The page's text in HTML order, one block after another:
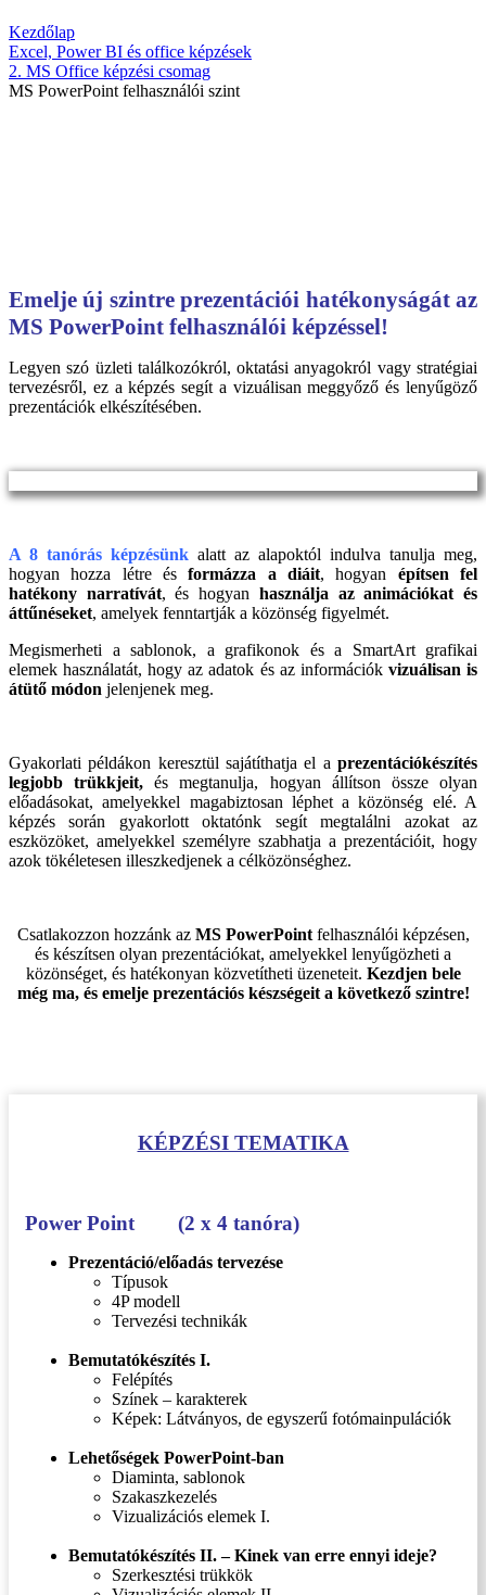
Kezdőlap
Excel, Power BI és office képzések
2. MS Office képzési csomag
MS PowerPoint felhasználói szint
Emelje új szintre prezentációi hatékonyságát az
MS PowerPoint felhasználói képzéssel!
Legyen szó üzleti találkozókról, oktatási anyagokról vagy stratégiai
tervezésről, ez a képzés segít a vizuálisan meggyőző és lenyűgöző
prezentációk elkészítésében.
A 8 tanórás képzésünk alatt az alapoktól indulva tanulja meg,
hogyan hozza létre ésformázza a diáit, hogyan építsen fel
hatékony narratívát, és hogyan használja az animációkat és
áttűnéseket, amelyek fenntartják a közönség figyelmét.
Megismerheti a sablonok, a grafikonok és a SmartArt grafikai
elemek használatát, hogy az adatok és az információk vizuálisan is
átütő módon jelenjenek meg.
Gyakorlati példákon keresztül sajátíthatja el a prezentációkészítés
legjobb trükkjeit, és megtanulja, hogyan állítson össze olyan
előadásokat, amelyekkel magabiztosan léphet a közönség elé. A
képzés során gyakorlott oktatónk segít megtalálni azokat az
eszközöket, amelyekkel személyre szabhatja a prezentációit, hogy
azok tökéletesen illeszkedjenek a célközönséghez.
Csatlakozzon hozzánk azMS PowerPointfelhasználói képzésen,
és készítsen olyan prezentációkat, amelyekkel lenyűgözheti a
közönséget, és hatékonyan közvetítheti üzeneteit. Kezdjen bele
még ma, és emelje prezentációs készségeit a következő szintre!
KÉPZÉSI TEMATIKA
Power Point (2 x 4 tanóra)
Prezentáció/előadás tervezése
Típusok
4P modell
Tervezési technikák
Bemutatókészítés I.
Felépítés
Színek – karakterek
Képek: Látványos, de egyszerű fotómainpulációk
Lehetőségek PowerPoint-ban
Diaminta, sablonok
Szakaszkezelés
Vizualizációs elemek I.
Bemutatókészítés II. – Kinek van erre ennyi ideje?
Szerkesztési trükkök